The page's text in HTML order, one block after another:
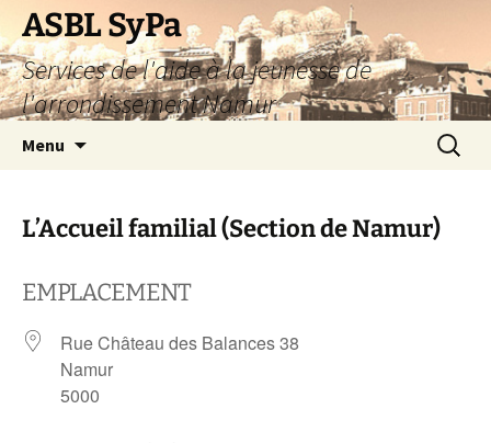
Aller
au
contenu
ASBL SyPa
Services de l'aide à la jeunesse de
l'arrondissement Namur
Menu
L’Accueil familial (Section de Namur)
EMPLACEMENT
Rue Château des Balances 38
Namur
5000